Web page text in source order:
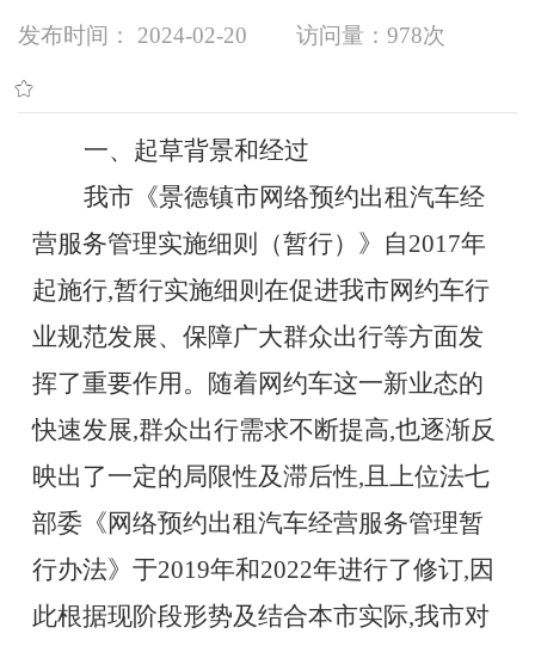
发布时间： 2024-02-20 访问量： 978次
一、起草背景和经过
我市《景德镇市网络预约出租汽车经
营服务管理实施细则（暂行）》自2017年
起施行,暂行实施细则在促进我市网约车行
业规范发展、保障广大群众出行等方面发
挥了重要作用。随着网约车这一新业态的
快速发展,群众出行需求不断提高,也逐渐反
映出了一定的局限性及滞后性,且上位法七
部委《网络预约出租汽车经营服务管理暂
行办法》于2019年和2022年进行了修订,因
此根据现阶段形势及结合本市实际,我市对